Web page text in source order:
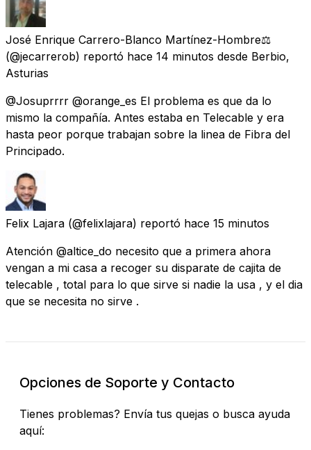
José Enrique Carrero-Blanco Martínez-Hombre⚖️
(@jecarrerob) reportó hace 14 minutos desde Berbio,
Asturias
@Josuprrrr @orange_es El problema es que da lo
mismo la compañía. Antes estaba en Telecable y era
hasta peor porque trabajan sobre la linea de Fibra del
Principado.
Felix Lajara (@felixlajara) reportó hace 15 minutos
Atención @altice_do necesito que a primera ahora
vengan a mi casa a recoger su disparate de cajita de
telecable , total para lo que sirve si nadie la usa , y el dia
que se necesita no sirve .
Opciones de Soporte y Contacto
Tienes problemas? Envía tus quejas o busca ayuda
aquí: